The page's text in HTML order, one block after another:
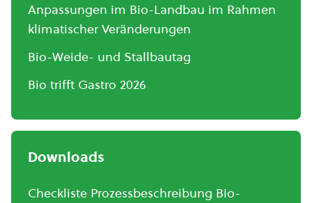
Anpassungen im Bio-Landbau im Rahmen
klimatischer Veränderungen
Bio-Weide- und Stallbautag
Bio trifft Gastro 2026
Downloads
Checkliste Prozessbeschreibung Bio-